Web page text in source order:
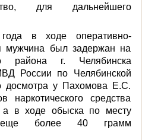
для дальнейшего
в ходе оперативно-
мужчина был задержан на
района г. Челябинска
России по Челябинской
досмотра у Пахомова Е.С.
наркотического средства
в ходе обыска по месту
еще более 40 грамм